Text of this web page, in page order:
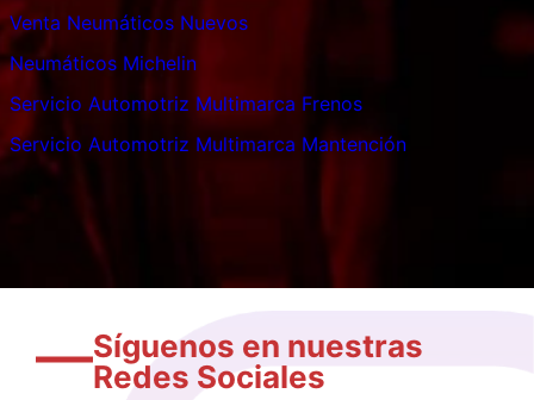
Venta Neumáticos Nuevos
Neumáticos Michelin
Servicio Automotriz Multimarca Frenos
Servicio Automotriz Multimarca Mantención
Síguenos en nuestras
Redes Sociales